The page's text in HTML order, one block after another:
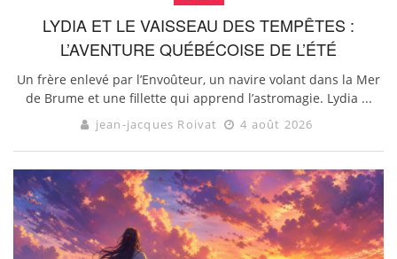
LYDIA ET LE VAISSEAU DES TEMPÊTES :
L’AVENTURE QUÉBÉCOISE DE L’ÉTÉ
Un frère enlevé par l’Envoûteur, un navire volant dans la Mer
de Brume et une fillette qui apprend l’astromagie. Lydia ...
jean-jacques Roivat 4 août 2026